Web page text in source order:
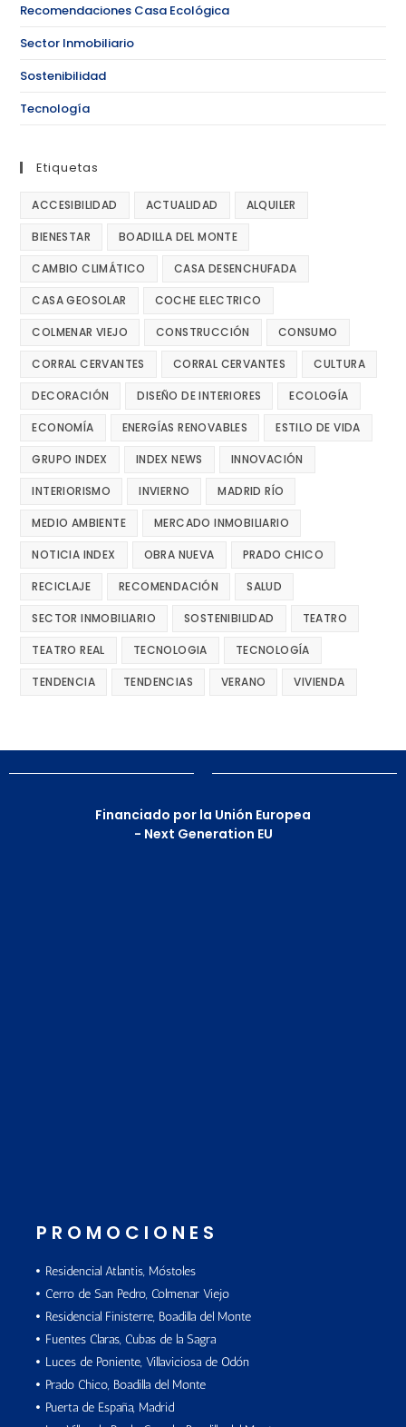
Recomendaciones Casa Ecológica
Sector Inmobiliario
Sostenibilidad
Tecnología
Etiquetas
ACCESIBILIDAD ACTUALIDAD ALQUILER
BIENESTAR BOADILLA DEL MONTE
CAMBIO CLIMÁTICO CASA DESENCHUFADA
CASA GEOSOLAR COCHE ELECTRICO
COLMENAR VIEJO CONSTRUCCIÓN CONSUMO
CORRAL CERVANTES CORRAL CERVANTES CULTURA
DECORACIÓN DISEÑO DE INTERIORES ECOLOGÍA
ECONOMÍA ENERGÍAS RENOVABLES ESTILO DE VIDA
GRUPO INDEX INDEX NEWS INNOVACIÓN
INTERIORISMO INVIERNO MADRID RÍO
MEDIO AMBIENTE MERCADO INMOBILIARIO
NOTICIA INDEX OBRA NUEVA PRADO CHICO
RECICLAJE RECOMENDACIÓN SALUD
SECTOR INMOBILIARIO SOSTENIBILIDAD TEATRO
TEATRO REAL TECNOLOGIA TECNOLOGÍA
TENDENCIA TENDENCIAS VERANO VIVIENDA
Financiado por la Unión Europea
- Next Generation EU
PROMOCIONES
Residencial Atlantis, Móstoles
Cerro de San Pedro, Colmenar Viejo
Residencial Finisterre, Boadilla del Monte
Fuentes Claras, Cubas de la Sagra
Luces de Poniente, Villaviciosa de Odón
Prado Chico, Boadilla del Monte
Puerta de España, Madrid